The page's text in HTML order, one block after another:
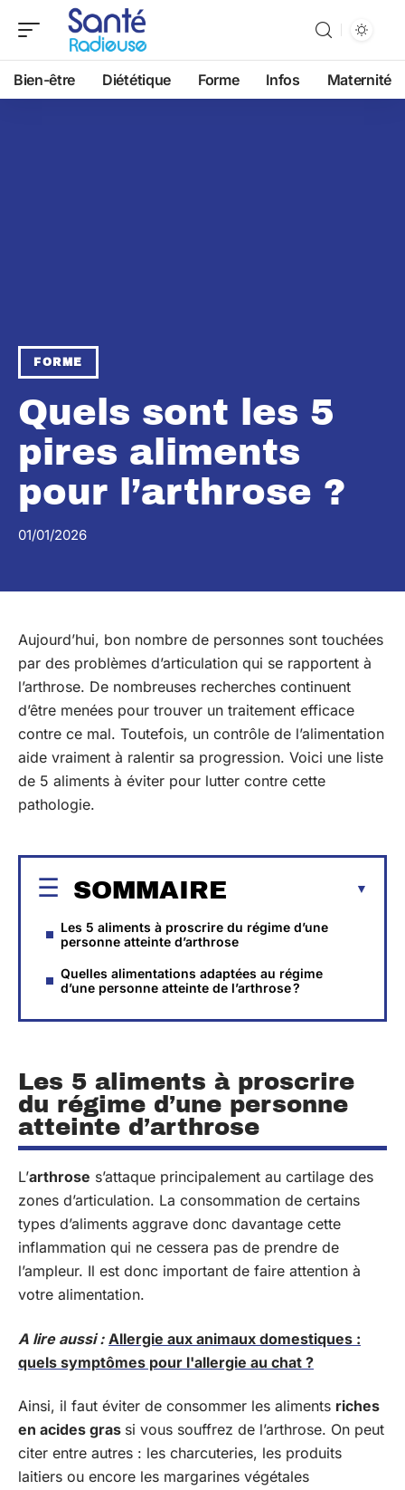
Bien-être Diététique Forme Infos Maternité
FORME
Quels sont les 5
pires aliments
pour l’arthrose ?
01/01/2026
Aujourd’hui, bon nombre de personnes sont touchées
par des problèmes d’articulation qui se rapportent à
l’arthrose. De nombreuses recherches continuent
d’être menées pour trouver un traitement efficace
contre ce mal. Toutefois, un contrôle de l’alimentation
aide vraiment à ralentir sa progression. Voici une liste
de 5 aliments à éviter pour lutter contre cette
pathologie.
SOMMAIRE
Les 5 aliments à proscrire du régime d’une
personne atteinte d’arthrose
Quelles alimentations adaptées au régime
d’une personne atteinte de l’arthrose ?
Les 5 aliments à proscrire
du régime d’une personne
atteinte d’arthrose
L’arthrose s’attaque principalement au cartilage des
zones d’articulation. La consommation de certains
types d’aliments aggrave donc davantage cette
inflammation qui ne cessera pas de prendre de
l’ampleur. Il est donc important de faire attention à
votre alimentation.
A lire aussi : Allergie aux animaux domestiques :
quels symptômes pour l'allergie au chat ?
Ainsi, il faut éviter de consommer les aliments riches
en acides gras si vous souffrez de l’arthrose. On peut
citer entre autres : les charcuteries, les produits
laitiers ou encore les margarines végétales